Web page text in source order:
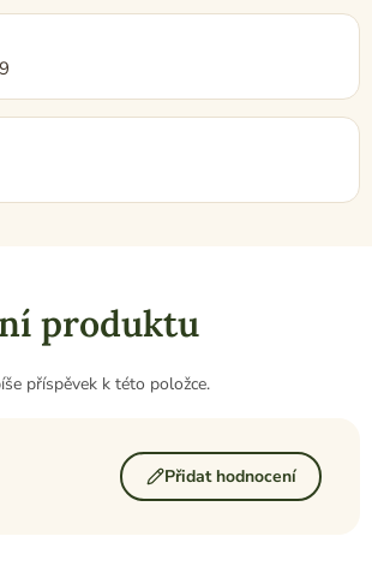
produktu
příspěvek k této položce.
Přidat hodnocení